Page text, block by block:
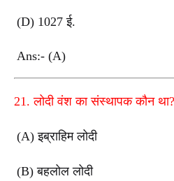
(D) 1027 ई.
Ans:- (A)
21. लोदी वंश का संस्थापक कौन था?
(A) इब्राहिम लोदी
(B) बहलोल लोदी